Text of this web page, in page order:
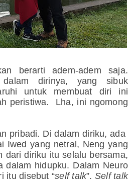
berarti adem-adem saja.
dirinya, yang sibuk
untuk membuat diri ini
peristiwa. Lha, ini ngomong
pribadi. Di dalam diriku, ada
Iwed yang netral, Neng yang
dari diriku itu selalu bersama,
dalam hidupku. Dalam Neuro
itu disebut “self talk”. Self talk